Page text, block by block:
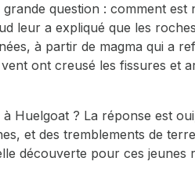
grande question : comment
leur a expliqué que les
à partir de magma qui a
ont creusé les fissures et
? La réponse est
et des tremblements de
découverte pour ces